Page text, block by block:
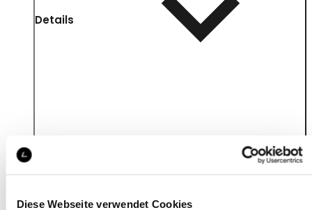
Diese Webseite verwendet Cookies
Details